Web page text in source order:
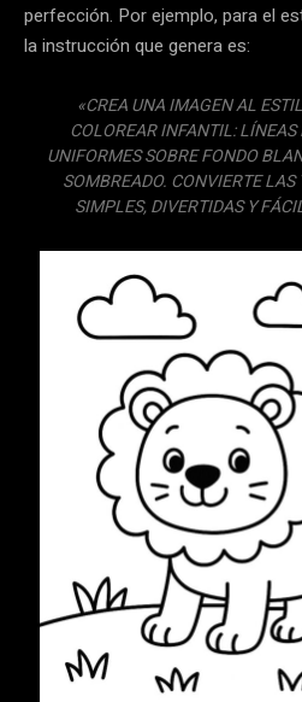
perfección. Por ejemplo, para el
la instrucción que genera es:
«CREA UNA IMAGEN AL
COLOREAR INFANTIL:
UNIFORMES SOBRE FONDO
SOMBREADO. CONVIERTE
SIMPLES, DIVERTIDAS Y